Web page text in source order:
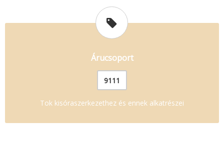
Árucsoport
9111
Tok kisóraszerkezethez és ennek alkatrészei